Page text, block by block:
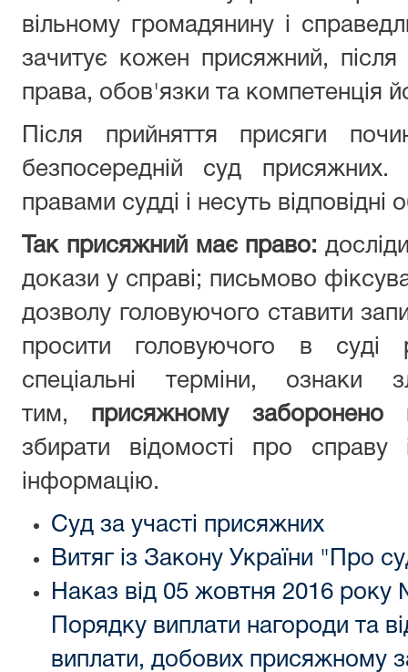
вільному громадянину і
зачитує кожен присяжний,
права, обов'язки та компетенція
Після прийняття присяги
безпосередній суд
правами судді і несуть відповідні
Так присяжний має право:
докази у справі; письмово
дозволу головуючого ставити
просити головуючого в суді
спеціальні терміни,
тим, присяжному заборонено
збирати відомості про справу
інформацію.
Суд за участі присяжних
Витяг із Закону України "Про
Наказ від 05 жовтня 2016
Порядку виплати нагороди та
виплати, добових присяжному